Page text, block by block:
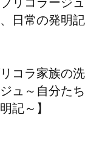
日常の発明記
コラ家族の洗
ュ～自分たち
記～】